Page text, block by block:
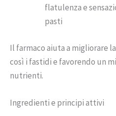
flatulenza e
pasti
Il farmaco aiuta a migliorare
così i fastidi e favorendo un
nutrienti.
Ingredienti e principi attivi